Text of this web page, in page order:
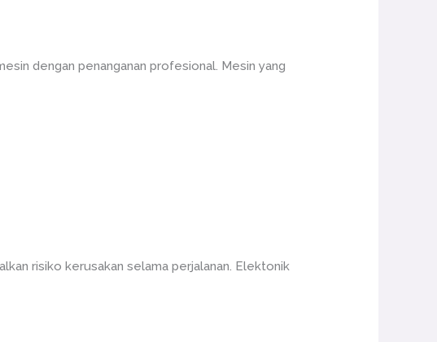
dengan penanganan profesional. Mesin yang
risiko kerusakan selama perjalanan. Elektonik